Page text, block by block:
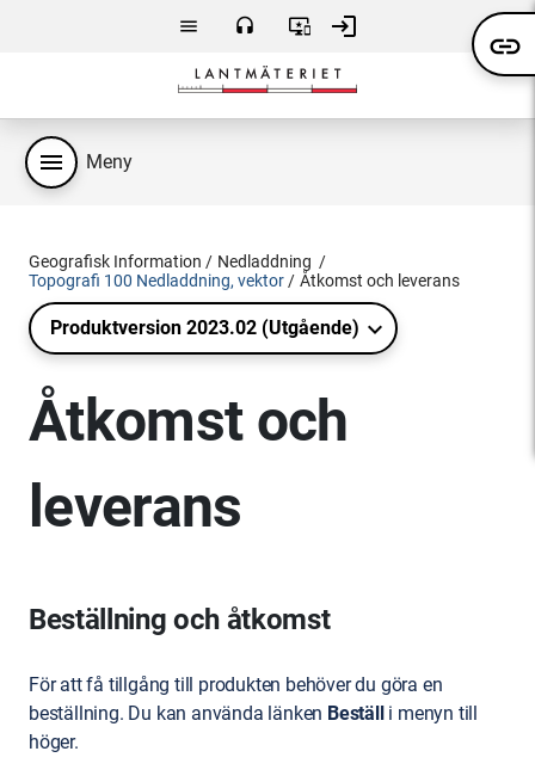
Hoppa till huvudsakligt innehåll
menu headset
oss
important_devices login
in
menu Meny
Geografisk Information
Nedladdning
Topografi 100 Nedladdning, vektor
Åtkomst och leverans
Produktversion 2023.02 (Utgående)
Åtkomst och
leverans
Beställning och åtkomst
För att få tillgång till produkten behöver du göra en
beställning. Du kan använda länken Beställ i menyn till
höger.
link